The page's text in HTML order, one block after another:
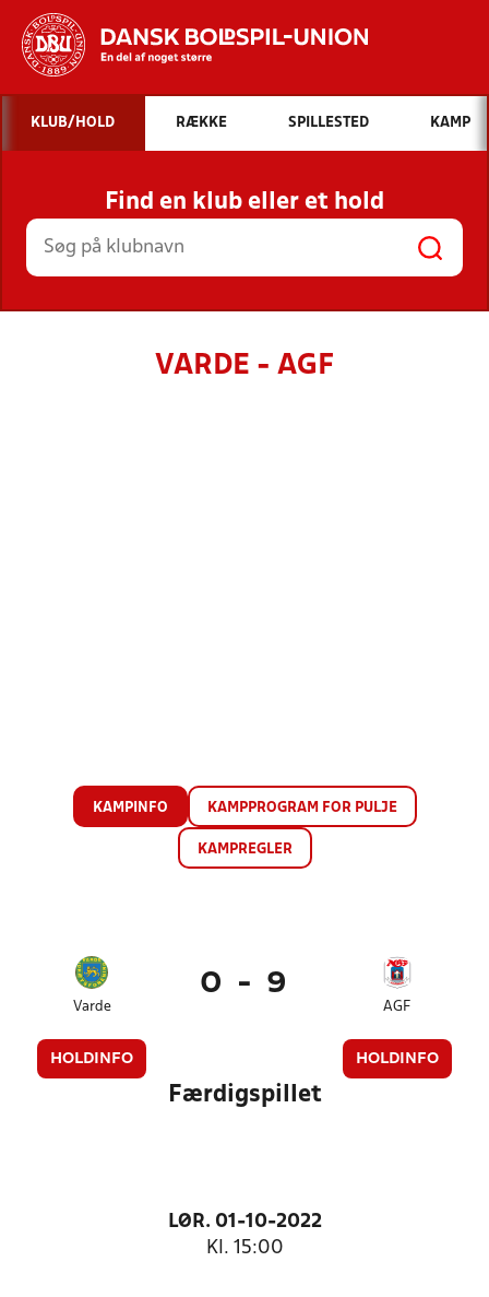
Hvad vil du søge efter?
INDHOLD OG NYHEDER
STILLINGER, RESULTATER, KLUBBER OG
HOLD
KLUB/HOLD RÆKKE SPILLESTED KAMP
Find en klub eller et hold
VARDE - AGF
KAMPINFO KAMPPROGRAM FOR PULJE
KAMPREGLER
Varde
HOLDINFO
0 - 9
AGF
HOLDINFO
Færdigspillet
LØR. 01-10-2022
Kl. 15:00